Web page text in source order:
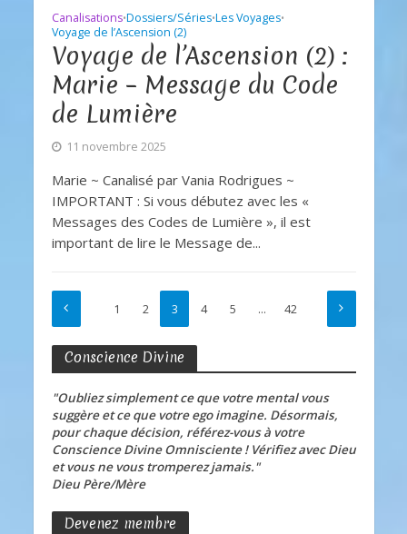
Canalisations•Dossiers/Séries•Les Voyages•
Voyage de l’Ascension (2)
Voyage de l’Ascension (2) :
Marie – Message du Code
de Lumière
11 novembre 2025
Marie ~ Canalisé par Vania Rodrigues ~
IMPORTANT : Si vous débutez avec les «
Messages des Codes de Lumière », il est
important de lire le Message de...
1 2 3 4 5 … 42
Conscience Divine
"Oubliez simplement ce que votre mental vous
suggère et ce que votre ego imagine. Désormais,
pour chaque décision, référez-vous à votre
Conscience Divine Omnisciente ! Vérifiez avec Dieu
et vous ne vous tromperez jamais."
Dieu Père/Mère
Devenez membre